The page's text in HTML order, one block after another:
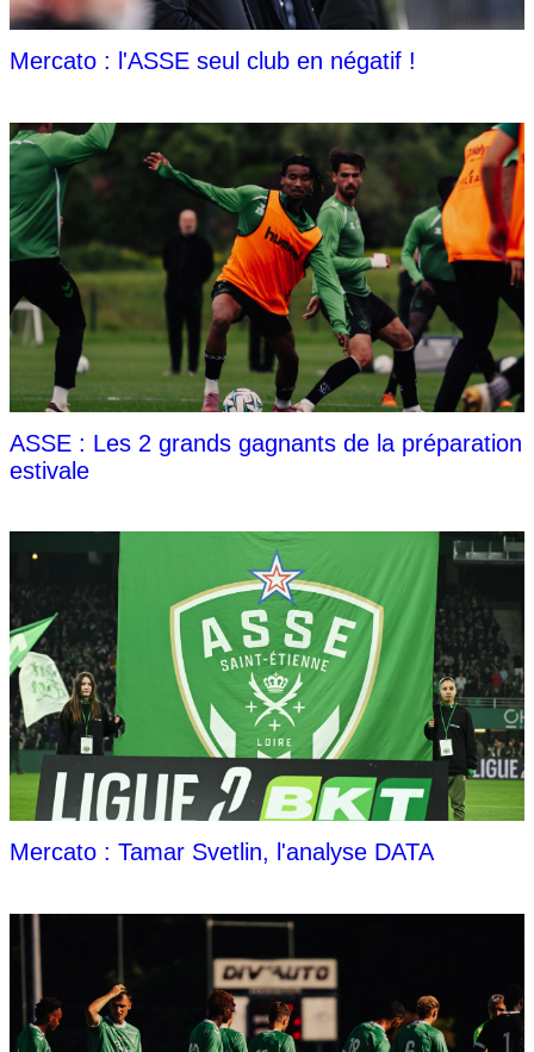
Mercato : l'ASSE seul club en négatif !
ASSE : Les 2 grands gagnants de la préparation
estivale
Mercato : Tamar Svetlin, l'analyse DATA